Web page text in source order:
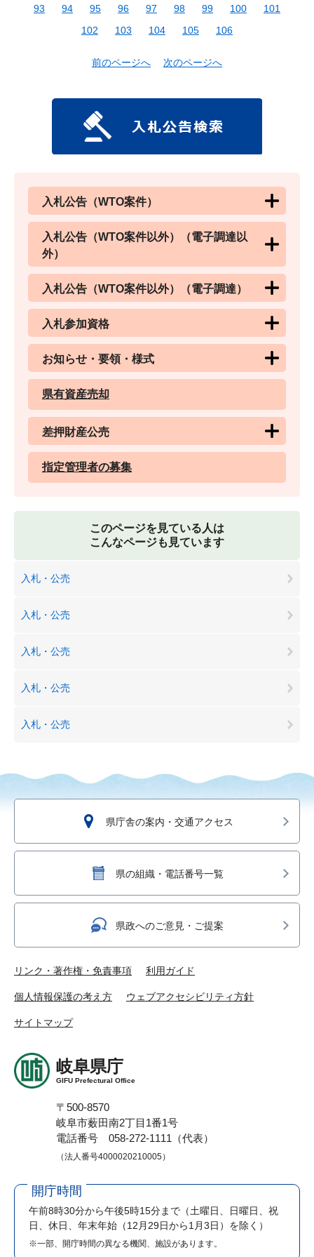
93
94 95 96 97 98 99 100
101
102
103 104 105 106
前のページへ 次のページへ
入札公告（WTO案件）
入札公告（WTO案件以外）（電子調達以
外）
入札公告（WTO案件以外）（電子調達）
入札参加資格
お知らせ・要領・様式
県有資産売却
差押財産公売
指定管理者の募集
このページを見ている人は
こんなページも見ています
入札・公売
入札・公売
入札・公売
入札・公売
入札・公売
県庁舎の案内・交通アクセス
県の組織・電話番号一覧
県政へのご意見・ご提案
リンク・著作権・免責事項 利用ガイド
個人情報保護の考え方 ウェブアクセシビリティ方針
サイトマップ
岐阜県庁
GIFU Prefectural Office
〒500-8570
岐阜市薮田南2丁目1番1号
電話番号 058-272-1111（代表）
（法人番号4000020210005）
開庁時間
午前8時30分から午後5時15分まで （土曜日、日曜日、祝
日、休日、年末年始（12月29日から1月3日）を除く）
※一部、開庁時間の異なる機関、施設があります。